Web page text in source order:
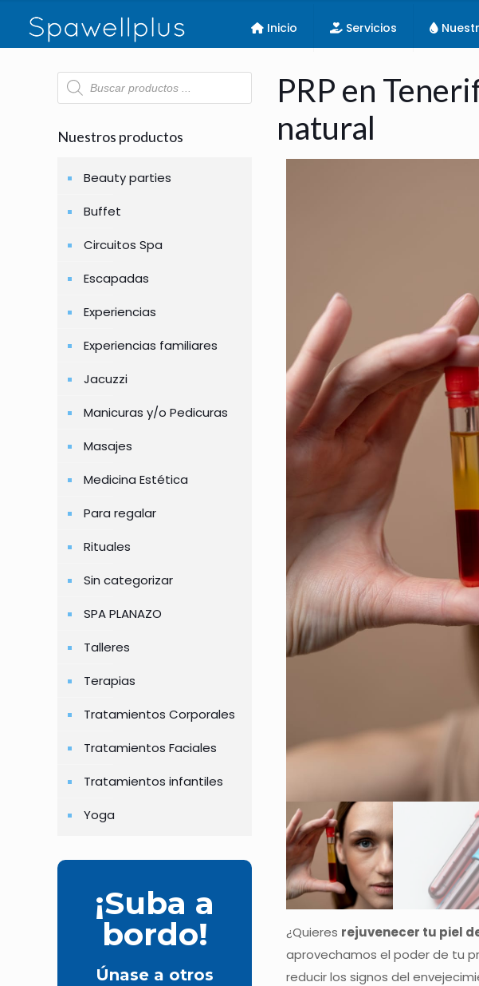
Inicio Servicios
PRP en
natural
¿Quieres rejuvenecer tu piel
aprovechamos el poder de tu
reducir los signos del
Búsqueda
de
productos
Nuestros productos
Beauty parties
Buffet
Circuitos Spa
Escapadas
Experiencias
Experiencias familiares
Jacuzzi
Manicuras y/o Pedicuras
Masajes
Medicina Estética
Para regalar
Rituales
Sin categorizar
SPA PLANAZO
Talleres
Terapias
Tratamientos Corporales
Tratamientos Faciales
Tratamientos infantiles
Yoga
¡Suba a
bordo!
Únase a otros